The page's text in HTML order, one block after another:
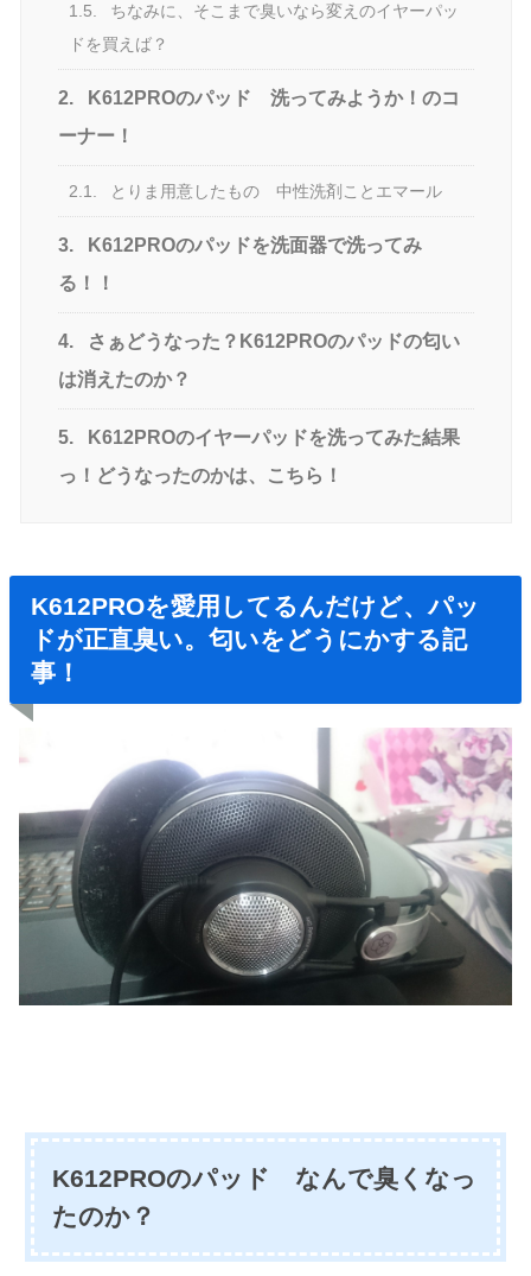
1.5.
ちなみに、そこまで臭いなら変えのイヤーパッ
ドを買えば？
2.
K612PROのパッド 洗ってみようか！のコ
ーナー！
2.1. とりま用意したもの 中性洗剤ことエマール
3.
K612PROのパッドを洗面器で洗ってみ
る！！
4.
さぁどうなった？K612PROのパッドの匂い
は消えたのか？
5.
K612PROのイヤーパッドを洗ってみた結果
っ！どうなったのかは、こちら！
K612PROを愛用してるんだけど、パッ
ドが正直臭い。匂いをどうにかする記
事！
K612PROのパッド なんで臭くなっ
たのか？